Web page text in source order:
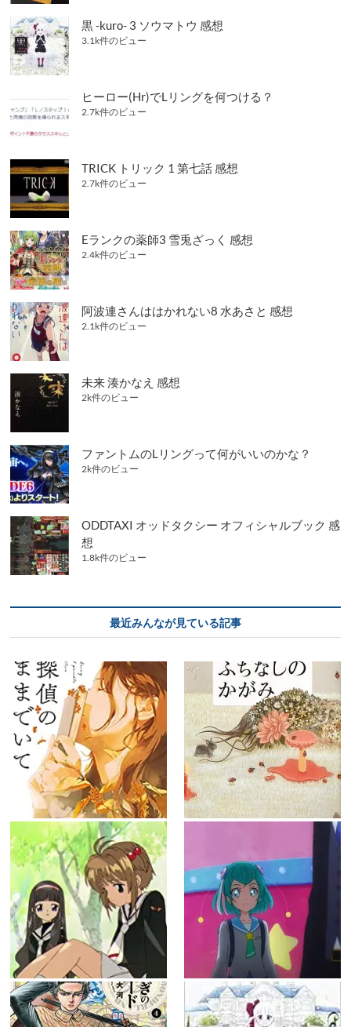
黒 -kuro- 3 ソウマトウ 感想
3.1k件のビュー
ヒーロー(Hr)でLリングを何つける？
2.7k件のビュー
TRICK トリック 1 第七話 感想
2.7k件のビュー
Eランクの薬師3 雪兎ざっく 感想
2.4k件のビュー
阿波連さんははかれない8 水あさと 感想
2.1k件のビュー
未来 湊かなえ 感想
2k件のビュー
ファントムのLリングって何がいいのかな？
2k件のビュー
ODDTAXI オッドタクシー オフィシャルブック 感
想
1.8k件のビュー
最近みんなが見ている記事